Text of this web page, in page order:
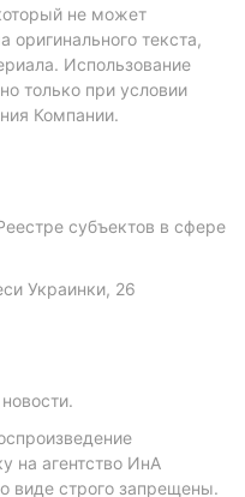
не может
текста,
Использование
только при условии
Компании.
субъектов в сфере
Украинки, 26
на агентство ИнА
виде строго запрещены.